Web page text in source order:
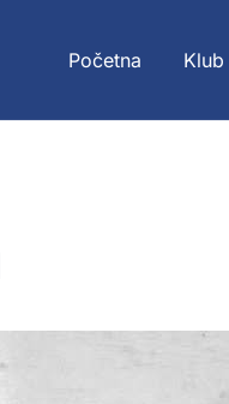
Početna Klub